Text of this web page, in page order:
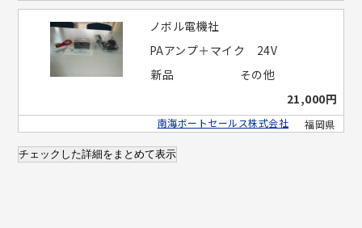
ノボル電機社
PAアンプ＋マイク 24V
新品
その他
21,000円
福岡県
南海ボートセールス株式会社
チェックした詳細をまとめて表示